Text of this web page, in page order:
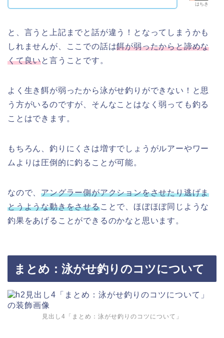
はちき
と、言うと上記までと話が違う！となってしまうかも
しれませんが、ここでの話は餌が弱ったからと諦めな
くて良いと言うことです。
よく生き餌が弱ったから泳がせ釣りができない！と思
う方がいるのですが、そんなことはなく弱っても釣る
ことはできます。
もちろん、釣りにくさは増すでしょうがルアーやワー
ムよりは圧倒的に釣ることが可能。
なので、アングラー側がアクションをさせたり逃げま
とうような動きをさせることで、ほぼほぼ同じような
釣果をあげることができるのかなと思います。
まとめ：泳がせ釣りのコツについて
見出し4「まとめ：泳がせ釣りのコツについて」